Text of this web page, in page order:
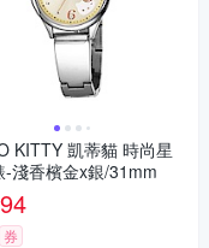
KITTY 凱蒂貓 時尚星
-淺香檳金x銀/31mm
券